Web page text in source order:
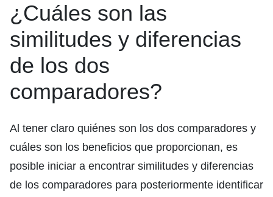
¿Cuáles son las
similitudes y diferencias
de los dos
comparadores?
Al tener claro quiénes son los dos comparadores y
cuáles son los beneficios que proporcionan, es
posible iniciar a encontrar similitudes y diferencias
de los comparadores para posteriormente identificar